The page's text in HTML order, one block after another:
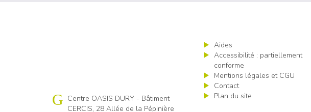
Cap emploi 80
Centre OASIS DURY - Bâtiment
CERCIS, 28 Allée de la Pépinière
Aides
Accessibilité : partiellement
conforme
Mentions légales et CGU
Contact
Plan du site